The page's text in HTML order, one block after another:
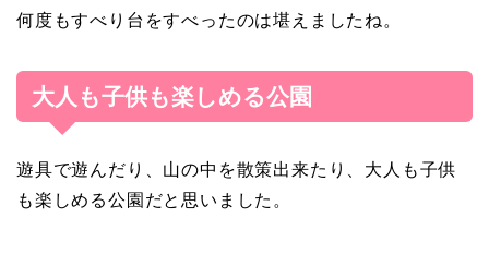
何度もすべり台をすべったのは堪えましたね。
大人も子供も楽しめる公園
遊具で遊んだり、山の中を散策出来たり、大人も子供
も楽しめる公園だと思いました。